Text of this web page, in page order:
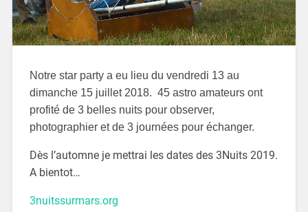
Notre star party a eu lieu du vendredi 13 au
dimanche 15 juillet 2018. 45 astro amateurs ont
profité de 3 belles nuits pour observer,
photographier et de 3 journées pour échanger.
Dès l’automne je mettrai les dates des 3Nuits 2019.
A bientot…
3nuitssurmars.org